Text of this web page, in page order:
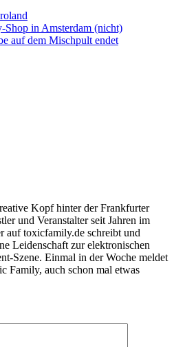
roland
Shop in Amsterdam (nicht)
auf dem Mischpult endet
Kopf hinter der Frankfurter
und Veranstalter seit Jahren im
auf toxicfamily.de schreibt und
Leidenschaft zur elektronischen
Szene. Einmal in der Woche meldet
Family, auch schon mal etwas